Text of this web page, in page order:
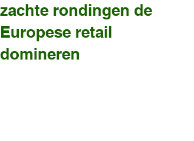
zachte rondingen de
Europese retail
domineren